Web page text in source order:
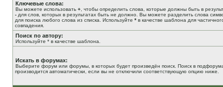
Ключевые слова:
Вы можете использовать + , чтобы определить слова, которые должны быть в
- для слов, которых в результатах быть не должно. Вы можете разделить слова
для поиска любого слова из списка. Используйте * в качестве шаблона для
совпадения.
Поиск по автору:
Используйте * в качестве шаблона.
Искать в форумах:
Выберите форум или форумы, в которых будет произведён поиск. Поиск в
производится автоматически, если вы не отключили соответствующую опцию ниже.